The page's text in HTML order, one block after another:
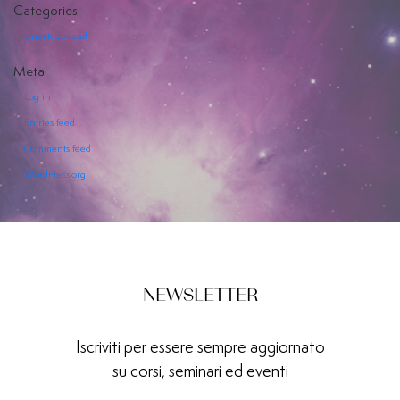
EVENTI
SERVIZI
OFFERTI
Categories
Uncategorized
Meta
Log in
Entries feed
Comments feed
WordPress.org
NEWSLETTER
Iscriviti per essere sempre aggiornato
su corsi, seminari ed eventi